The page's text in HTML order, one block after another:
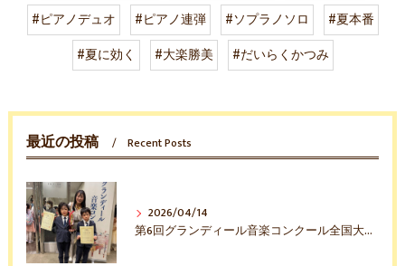
#ピアノデュオ
#ピアノ連弾 #ソプラノソロ
#夏本番
#夏に効く
#大楽勝美 #だいらくかつみ
最近の投稿 Recent Posts
2026/04/14
第6回グランディール音楽コンクール全国大会入賞おめでとう！